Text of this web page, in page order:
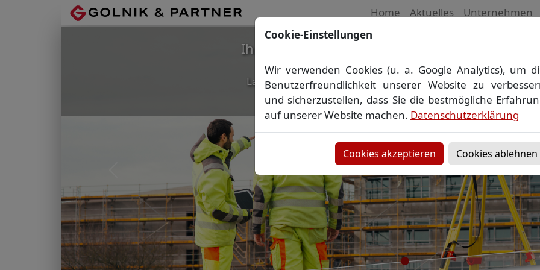
Home Aktuelles Unternehmen
Ihr Vermessungsbüro in Mecklenburg-
Wir vermessen Ihr Grundstück
Lageplan▪Absteckung▪Bauvermessung▪
Grenzfeststellung
▪Amtliche Auskünfte und Auszüge
Cookie-Einstellungen
Wir verwenden Cookies (u. a. Google Analytics), um
Benutzerfreundlichkeit unserer Website zu
und sicherzustellen, dass Sie die bestmögliche
auf unserer Website machen. Datenschutzerklärung
Cookies akzeptieren Cookies ablehnen